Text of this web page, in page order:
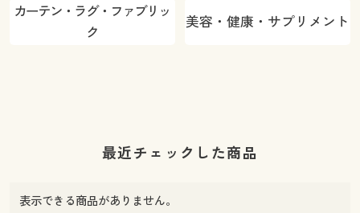
カーテン・ラグ・ファブリッ
ク
美容・健康・サプリメント
最近チェックした商品
表示できる商品がありません。